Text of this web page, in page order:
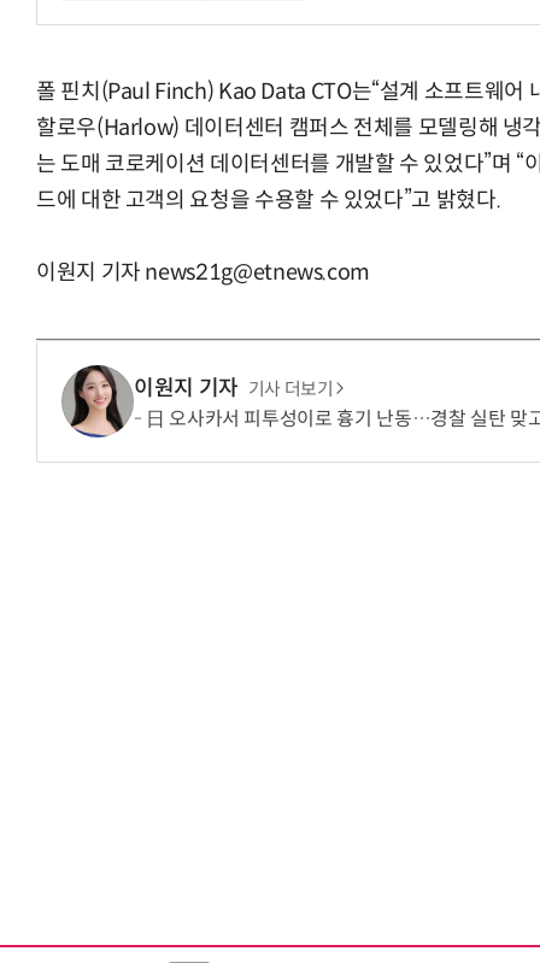
폴 핀치(Paul Finch) Kao Data CTO는“설계 소프트웨어
할로우(Harlow) 데이터센터 캠퍼스 전체를 모델링해 냉
는 도매 코로케이션 데이터센터를 개발할 수 있었다”며
드에 대한 고객의 요청을 수용할 수 있었다”고 밝혔다.
이원지 기자 news21g@etnews.com
이원지 기자 기사 더보기
日 오사카서 피투성이로 흉기 난동…경찰 실탄 맞